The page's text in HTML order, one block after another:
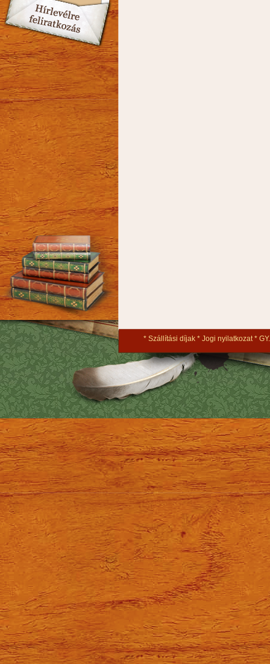
Szállítási díjak Jogi nyilatkozat